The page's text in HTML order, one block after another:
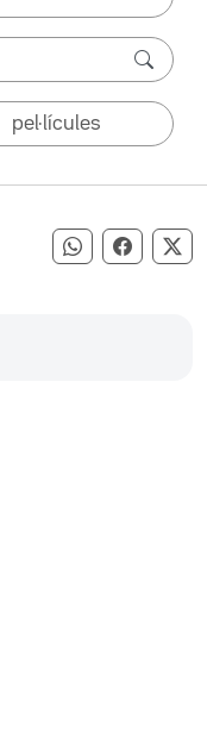
pel·lícules
Compartir